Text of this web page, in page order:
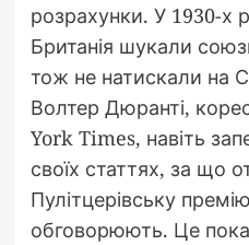
розрахунки. У 1930-х
Британія шукали
тож не натискали на
Волтер Дюранті,
York Times, навіть
своїх статтях, за що
Пулітцерівську
обговорюють. Це